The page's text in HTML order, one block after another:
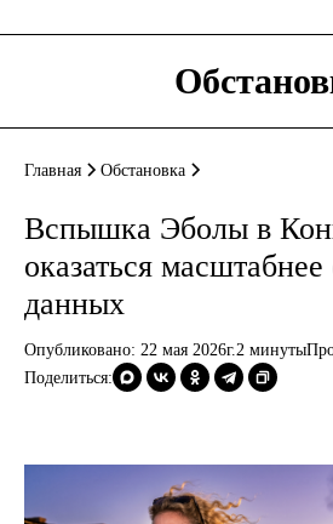
Главная Обстановка
Вспышка Эболы в
оказаться
данных
Опубликовано: 22 мая 2026г.2 минуты
Поделиться: